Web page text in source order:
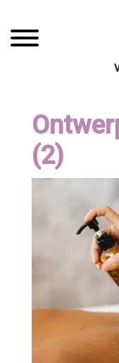
naar
de
naar
de
Toggle navigation
(2)